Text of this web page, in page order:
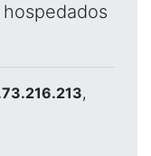
,